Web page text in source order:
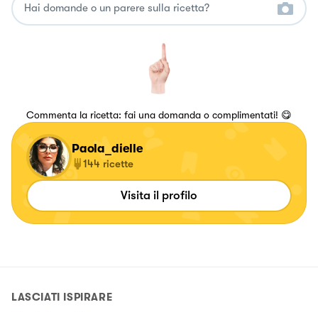
Commenta la ricetta: fai una domanda o complimentati! 😋
Paola_dielle
144 ricette
Visita il profilo
LASCIATI ISPIRARE